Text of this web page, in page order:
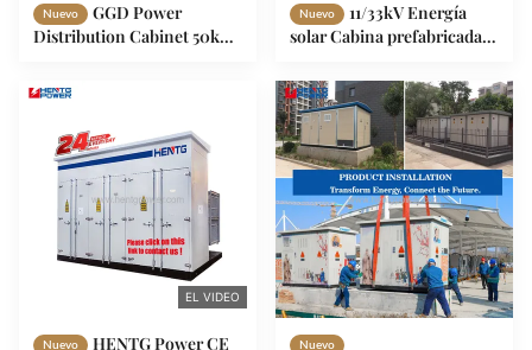
Nuevo
GGD Power
Distribution Cabinet 50kw
Distribution Panel
Nuevo
11/33kV Energía
solar Cabina prefabricada
fotovoltaico integrada
Unidad de conexión a la red
exterior modular
EL VIDEO
Nuevo
HENTG Power CE
Nuevo